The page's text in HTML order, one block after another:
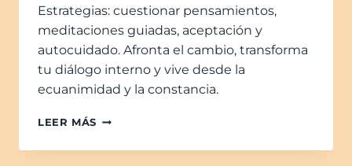
Estrategias: cuestionar pensamientos,
meditaciones guiadas, aceptación y
autocuidado. Afronta el cambio, transforma
tu diálogo interno y vive desde la
ecuanimidad y la constancia.
LEER MÁS